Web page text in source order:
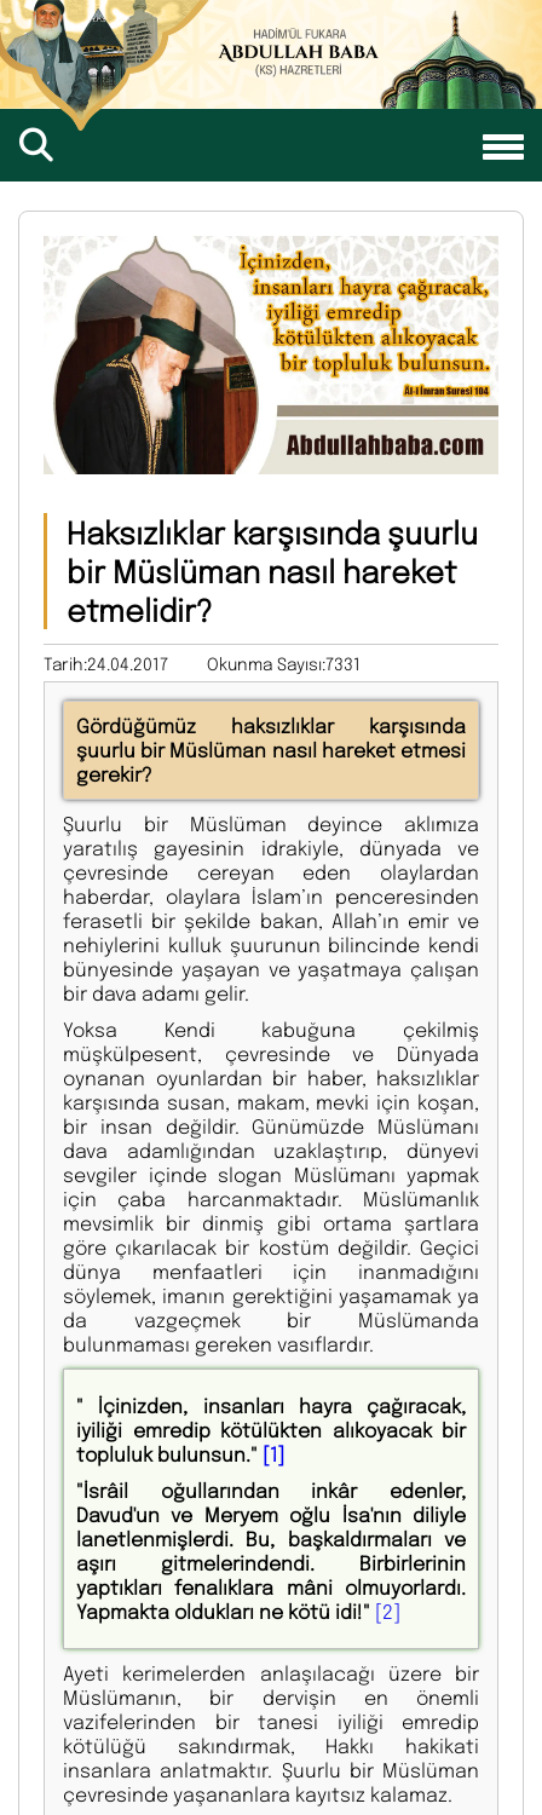
Haksızlıklar karşısında şuurlu
bir Müslüman nasıl hareket
etmelidir?
Tarih:24.04.2017 Okunma Sayısı:7331
Gördüğümüz haksızlıklar karşısında
şuurlu bir Müslüman nasıl hareket etmesi
gerekir?
Şuurlu bir Müslüman deyince aklımıza
yaratılış gayesinin idrakiyle, dünyada ve
çevresinde cereyan eden olaylardan
haberdar, olaylara İslam’ın penceresinden
ferasetli bir şekilde bakan, Allah’ın emir ve
nehiylerini kulluk şuurunun bilincinde kendi
bünyesinde yaşayan ve yaşatmaya çalışan
bir dava adamı gelir.
Yoksa Kendi kabuğuna çekilmiş
müşkülpesent, çevresinde ve Dünyada
oynanan oyunlardan bir haber, haksızlıklar
karşısında susan, makam, mevki için koşan,
bir insan değildir. Günümüzde Müslümanı
dava adamlığından uzaklaştırıp, dünyevi
sevgiler içinde slogan Müslümanı yapmak
için çaba harcanmaktadır. Müslümanlık
mevsimlik bir dinmiş gibi ortama şartlara
göre çıkarılacak bir kostüm değildir. Geçici
dünya menfaatleri için inanmadığını
söylemek, imanın gerektiğini yaşamamak ya
da vazgeçmek bir Müslümanda
bulunmaması gereken vasıflardır.
" İçinizden, insanları hayra çağıracak,
iyiliği emredip kötülükten alıkoyacak bir
topluluk bulunsun." [1]
"İsrâil oğullarından inkâr edenler,
Davud'un ve Meryem oğlu İsa'nın diliyle
lanetlenmişlerdi. Bu, başkaldırmaları ve
aşırı gitmelerindendi. Birbirlerinin
yaptıkları fenalıklara mâni olmuyorlardı.
Yapmakta oldukları ne kötü idi!" [2]
Ayeti kerimelerden anlaşılacağı üzere bir
Müslümanın, bir dervişin en önemli
vazifelerinden bir tanesi iyiliği emredip
kötülüğü sakındırmak, Hakkı hakikati
insanlara anlatmaktır. Şuurlu bir Müslüman
çevresinde yaşananlara kayıtsız kalamaz.